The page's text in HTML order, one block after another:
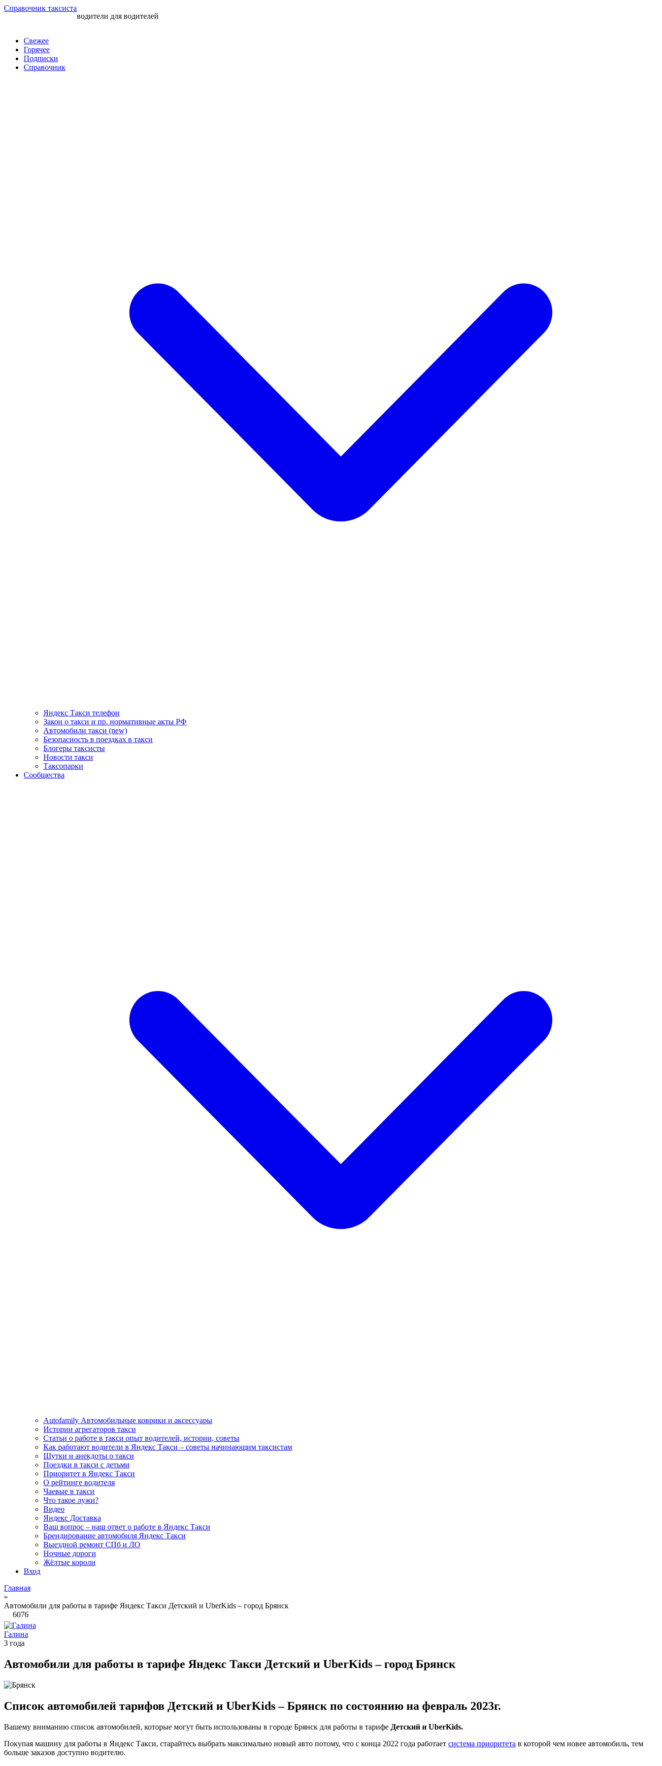
Перейти
Справочник таксиста
водители для водителей
Свежее
Горячее
Подписки
Справочник
Яндекс Такси телефон
Закон о такси и пр. нормативные акты РФ
Автомобили такси (new)
Безопасность в поездках в такси
Блогеры таксисты
Новости такси
Таксопарки
Сообщества
Autofamily Автомобильные коврики и аксессуары
Истории агрегаторов такси
Статьи о работе в такси опыт водителей, истории, советы
Как работают водители в Яндекс Такси – советы начинающим таксистам
Шутки и анекдоты о такси
Поездки в такси с детьми
Приоритет в Яндекс Такси
О рейтинге водителя
Чаевые в такси
Что такое лужи?
Видео
Яндекс Доставка
Ваш вопрос – наш ответ о работе в Яндекс Такси
Брендирование автомобиля Яндекс Такси
Выездной ремонт СПб и ЛО
Ночные дороги
Жёлтые короли
Вход
Главная
»
Автомобили для работы в тарифе Яндекс Такси Детский и UberKids – город Брянск
6076
Галина
3 года
Автомобили для работы в тарифе Яндекс Такси Детский и UberKids – город Брянск
Список автомобилей тарифов Детский и UberKids – Брянск по состоянию на февраль 2023г.
Вашему вниманию список автомобилей, которые могут быть использованы в городе Брянск для работы в тарифе Детский и UberKids.
Покупая машину для работы в Яндекс Такси, старайтесь выбрать максимально новый авто потому, что с конца 2022 года работает система приоритета в которой чем новее автомобиль, тем
больше заказов доступно водителю.